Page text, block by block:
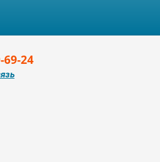
69-24